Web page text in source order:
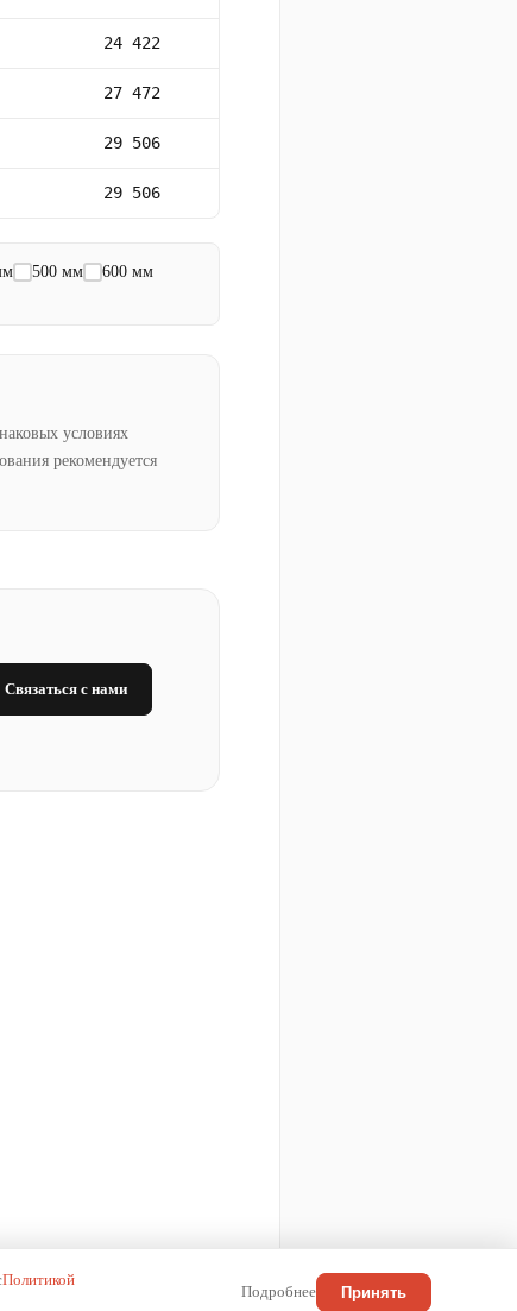
24 422
27 472
29 506
29 506
500 мм 600 мм
условиях
рекомендуется
Связаться с нами
Политикой
Подробнее Принять